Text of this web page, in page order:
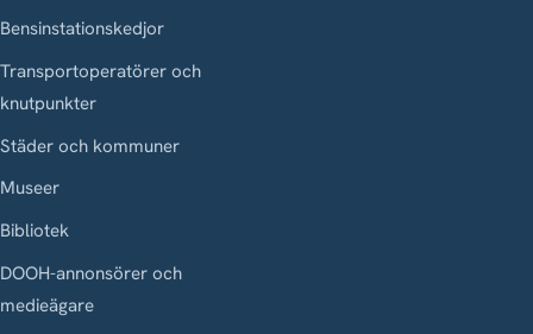
Bensinstationskedjor
Transportoperatörer och
knutpunkter
Städer och kommuner
Museer
Bibliotek
DOOH-annonsörer och
medieägare